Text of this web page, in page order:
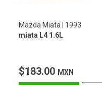
Mazda Miata
1993
miata L4 1.6L
$183.00 MXN